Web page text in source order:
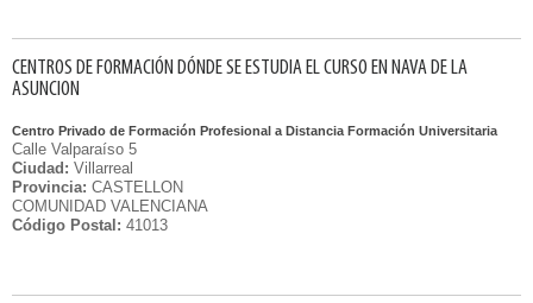
CENTROS DE FORMACIÓN DÓNDE SE ESTUDIA EL CURSO EN NAVA DE LA
ASUNCION
Centro Privado de Formación Profesional a Distancia Formación Universitaria
Calle Valparaíso 5
Ciudad: Villarreal
Provincia: CASTELLON
COMUNIDAD VALENCIANA
Código Postal: 41013